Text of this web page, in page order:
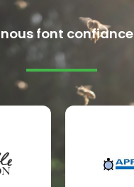
nous font confiance